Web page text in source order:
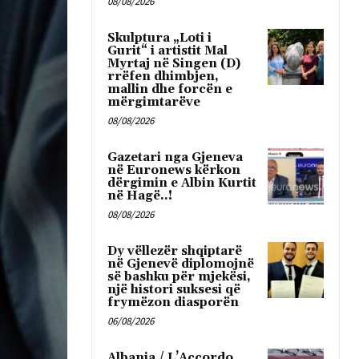
Skulptura „Loti i
Gurit“ i artistit Mal
Myrtaj në Singen (D)
rrëfen dhimbjen,
mallin dhe forcën e
mërgimtarëve
08/08/2026
Gazetari nga Gjeneva
në Euronews kërkon
dërgimin e Albin Kurtit
në Hagë..!
08/08/2026
Dy vëllezër shqiptarë
në Gjenevë diplomojnë
së bashku për mjekësi,
një histori suksesi që
frymëzon diasporën
06/08/2026